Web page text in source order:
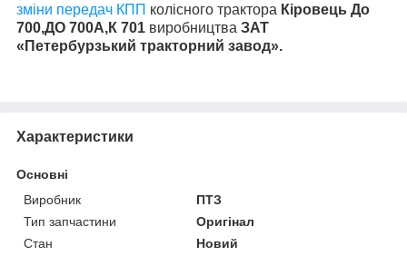
зміни передач КПП колісного трактора Кіровець До
700,ДО 700А,К 701 виробництва ЗАТ
«Петербурзький тракторний завод».
Характеристики
Основні
Виробник
ПТЗ
Тип запчастини
Оригінал
Стан
Новий